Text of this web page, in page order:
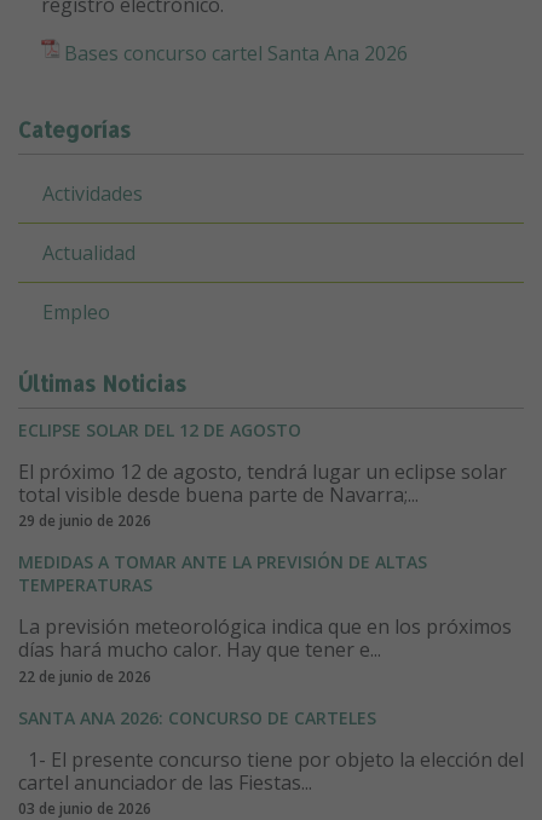
Bases concurso cartel Santa Ana 2026
Categorías
Actividades
Actualidad
Empleo
Últimas Noticias
ECLIPSE SOLAR DEL 12 DE AGOSTO
El próximo 12 de agosto, tendrá lugar un eclipse solar
total visible desde buena parte de Navarra;...
29 de junio de 2026
MEDIDAS A TOMAR ANTE LA PREVISIÓN DE ALTAS
TEMPERATURAS
La previsión meteorológica indica que en los próximos
días hará mucho calor. Hay que tener e...
22 de junio de 2026
SANTA ANA 2026: CONCURSO DE CARTELES
1- El presente concurso tiene por objeto la elección del
cartel anunciador de las Fiestas...
03 de junio de 2026